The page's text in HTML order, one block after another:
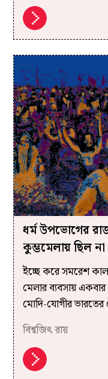
ধর্ম উপভোগের
কুম্ভমেলায় ছিল না
ইচ্ছে করে সমরেশ
মেলার ব্যবসায়
মোদি-যোগীর
বিশ্বজিৎ রায়